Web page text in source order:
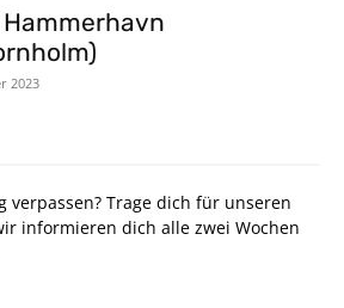
2023
verpassen? Trage dich für unseren
informieren dich alle zwei Wochen